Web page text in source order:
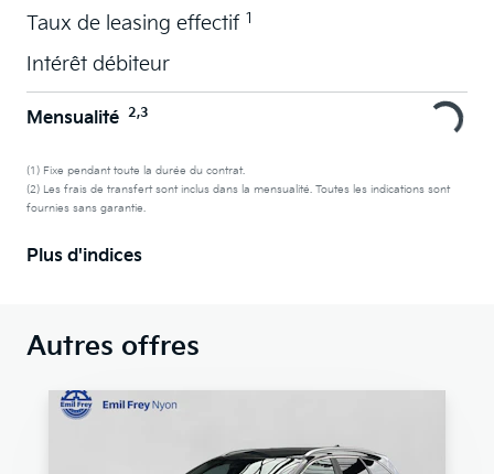
Taux de leasing effectif 1
Intérêt débiteur
Mensualité 2,3
(1) Fixe pendant toute la durée du contrat.
(2) Les frais de transfert sont inclus dans la mensualité. Toutes les indications sont
fournies sans garantie.
Plus d'indices
Autres offres